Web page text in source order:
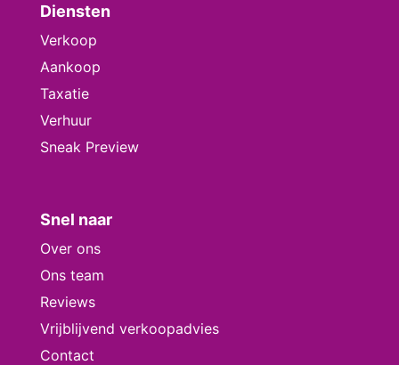
Diensten
Verkoop
Aankoop
Taxatie
Verhuur
Sneak Preview
Snel naar
Over ons
Ons team
Reviews
Vrijblijvend verkoopadvies
Contact